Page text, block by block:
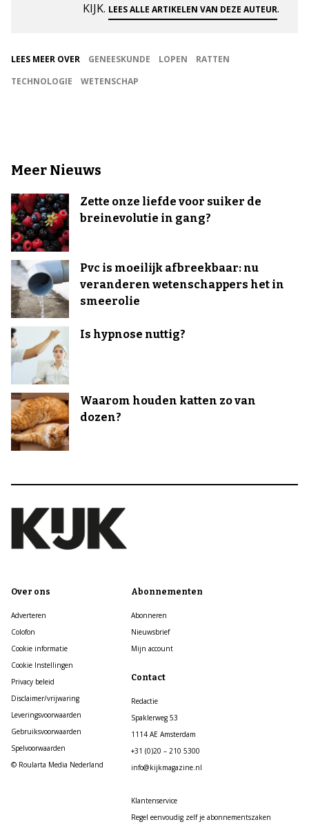
KIJK. LEES ALLE ARTIKELEN VAN DEZE AUTEUR.
LEES MEER OVER GENEESKUNDE LOPEN
RATTEN
TECHNOLOGIE
WETENSCHAP
Meer Nieuws
Zette onze liefde voor suiker de
breinevolutie in gang?
Pvc is moeilijk afbreekbaar: nu
veranderen wetenschappers het in
smeerolie
Is hypnose nuttig?
Waarom houden katten zo van
dozen?
Over ons
Adverteren
Colofon
Cookie informatie
Cookie Instellingen
Privacy beleid
Disclaimer/vrijwaring
Leveringsvoorwaarden
Gebruiksvoorwaarden
Spelvoorwaarden
© Roularta Media Nederland
Abonnementen
Abonneren
Nieuwsbrief
Mijn account
Contact
Redactie
Spaklerweg 53
1114 AE Amsterdam
+31 (0)20 – 210 5300
info@kijkmagazine.nl
Klantenservice
Regel eenvoudig zelf je abonnementszaken